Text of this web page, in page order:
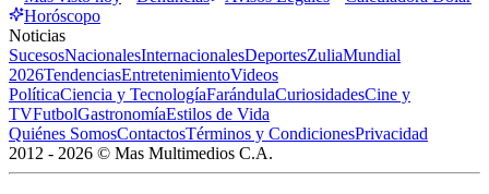
Horóscopo
Noticias
SucesosNacionalesInternacionalesDeportesZuliaMundial
2026TendenciasEntretenimientoVideos
PolíticaCiencia y TecnologíaFarándulaCuriosidadesCine y
TVFutbolGastronomíaEstilos de Vida
Quiénes SomosContactosTérminos y CondicionesPrivacidad
2012 - 2026 © Mas Multimedios C.A.